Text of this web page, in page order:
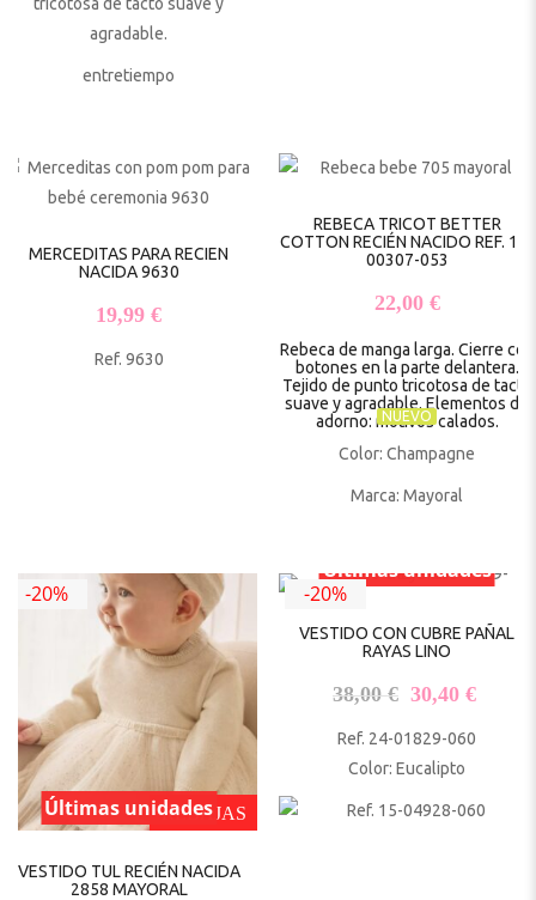
agradable.
entretiempo
MERCEDITAS PARA RECIEN
NACIDA 9630
19,99€
Ref. 9630
NUEVO
REBECA TRICOT BETTER
COTTON RECIÉN NACIDO REF. 13-
00307-053
22,00 €
Rebeca de manga larga. Cierre con
botones en la parte delantera.
Tejido de punto tricotosa de tacto
suave y agradable. Elementos de
adorno: motivos calados.
Color: Champagne
Marca: Mayoral
REBAJAS
-20%
Últimas unidades
VESTIDO TUL RECIÉN NACIDA
2858 MAYORAL
Últimas unidades
-20%
VESTIDO CON CUBRE PAÑAL
RAYAS LINO
38,00€ El precio
30,40 €
Ref. 24-01829-060
Color: Eucalipto